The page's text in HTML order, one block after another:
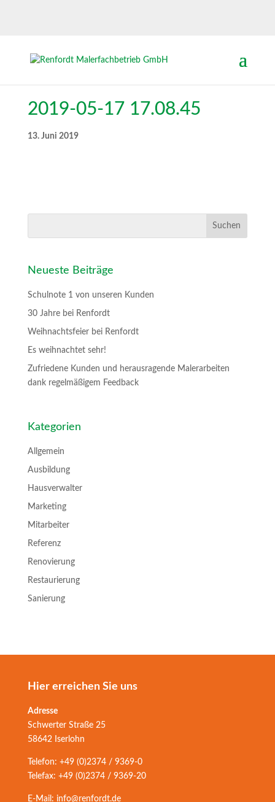
2019-05-17 17.08.45
13. Juni 2019
Neueste Beiträge
Schulnote 1 von unseren Kunden
30 Jahre bei Renfordt
Weihnachtsfeier bei Renfordt
Es weihnachtet sehr!
Zufriedene Kunden und herausragende Malerarbeiten
dank regelmäßigem Feedback
Kategorien
Allgemein
Ausbildung
Hausverwalter
Marketing
Mitarbeiter
Referenz
Renovierung
Restaurierung
Sanierung
Hier erreichen Sie uns
Adresse
Schwerter Straße 25
58642 Iserlohn
Telefon: +49 (0)2374 / 9369-0
Telefax: +49 (0)2374 / 9369-20
E-Mail: info@renfordt.de